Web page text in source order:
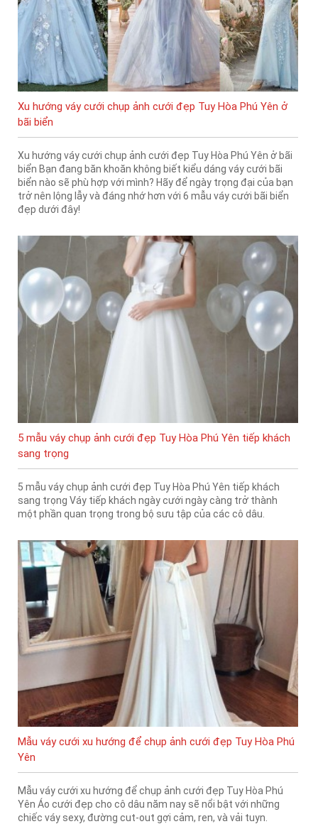
Xu hướng váy cưới chụp ảnh cưới đẹp Tuy Hòa Phú Yên ở
bãi biển
Xu hướng váy cưới chụp ảnh cưới đẹp Tuy Hòa Phú Yên ở bãi
biển Bạn đang băn khoăn không biết kiểu dáng váy cưới bãi
biển nào sẽ phù hợp với mình? Hãy để ngày trọng đại của bạn
trở nên lộng lẫy và đáng nhớ hơn với 6 mẫu váy cưới bãi biển
đẹp dưới đây!
5 mẫu váy chụp ảnh cưới đẹp Tuy Hòa Phú Yên tiếp khách
sang trọng
5 mẫu váy chụp ảnh cưới đẹp Tuy Hòa Phú Yên tiếp khách
sang trọng Váy tiếp khách ngày cưới ngày càng trở thành
một phần quan trọng trong bộ sưu tập của các cô dâu.
Mẫu váy cưới xu hướng để chụp ảnh cưới đẹp Tuy Hòa Phú
Yên
Mẫu váy cưới xu hướng để chụp ảnh cưới đẹp Tuy Hòa Phú
Yên Áo cưới đẹp cho cô dâu năm nay sẽ nổi bật với những
chiếc váy sexy, đường cut-out gợi cảm, ren, và vải tuyn.